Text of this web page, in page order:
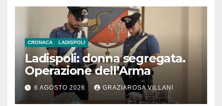
CRONACA LADISPOLI
Ladispoli: donna segregata.
Operazione dell’Arma
6 AGOSTO 2026 GRAZIAROSA VILLANI